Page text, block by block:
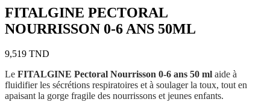
FITALGINE PECTORAL
NOURRISSON 0-6 ANS 50ML
9,519 TND
Le FITALGINE Pectoral Nourrisson 0-6 ans 50 ml aide à
fluidifier les sécrétions respiratoires et à soulager la toux, tout en
apaisant la gorge fragile des nourrissons et jeunes enfants.